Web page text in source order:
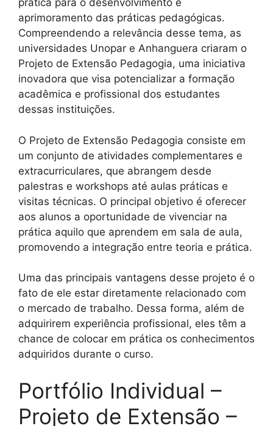
prática para o desenvolvimento e
aprimoramento das práticas pedagógicas.
Compreendendo a relevância desse tema, as
universidades Unopar e Anhanguera criaram o
Projeto de Extensão Pedagogia, uma iniciativa
inovadora que visa potencializar a formação
acadêmica e profissional dos estudantes
dessas instituições.
O Projeto de Extensão Pedagogia consiste em
um conjunto de atividades complementares e
extracurriculares, que abrangem desde
palestras e workshops até aulas práticas e
visitas técnicas. O principal objetivo é oferecer
aos alunos a oportunidade de vivenciar na
prática aquilo que aprendem em sala de aula,
promovendo a integração entre teoria e prática.
Uma das principais vantagens desse projeto é o
fato de ele estar diretamente relacionado com
o mercado de trabalho. Dessa forma, além de
adquirirem experiência profissional, eles têm a
chance de colocar em prática os conhecimentos
adquiridos durante o curso.
Portfólio Individual –
Projeto de Extensão –